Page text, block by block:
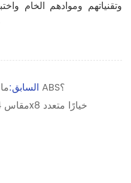
وتقنياتهم وموادهم الخام
السابق:
ما هي استخدامات صفائح البلاستيك ABS؟